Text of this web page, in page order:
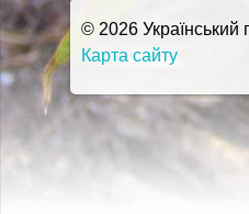
© 2026 Український
Карта сайту